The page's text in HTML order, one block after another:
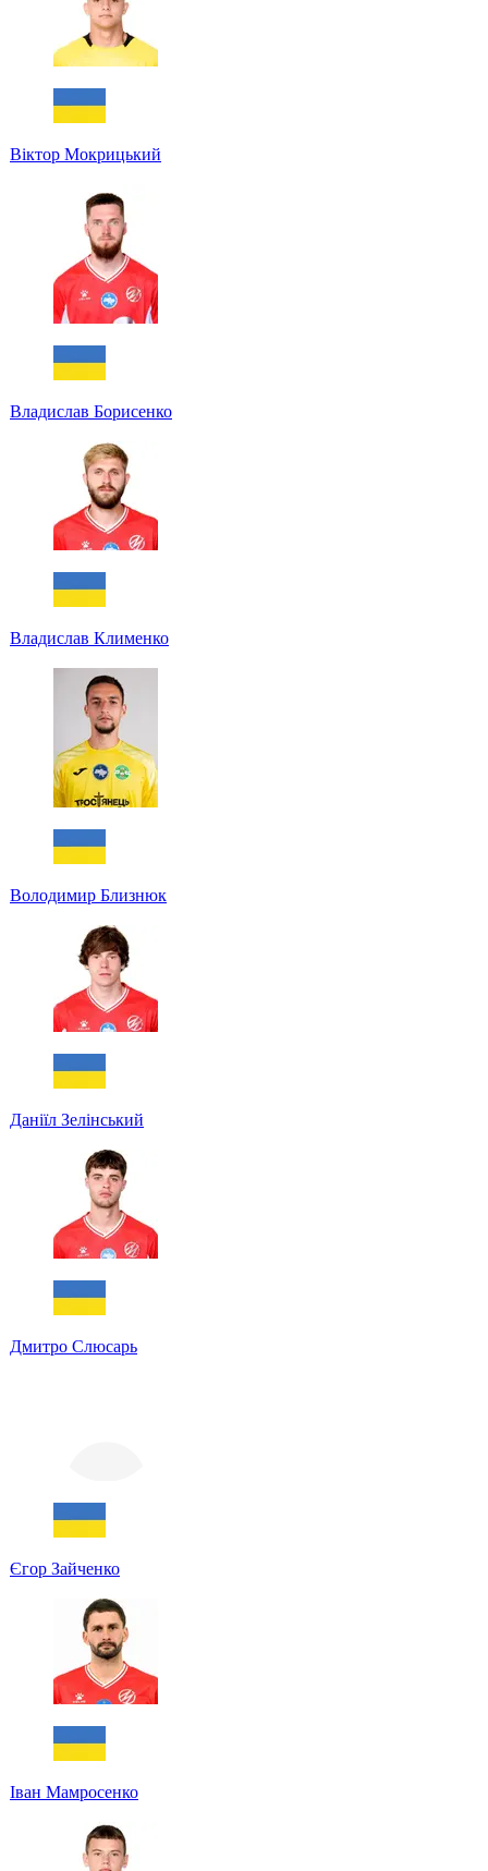
Віктор Мокрицький
Владислав Борисенко
Владислав Клименко
Володимир Близнюк
Даніїл Зелінський
Дмитро Слюсарь
Єгор Зайченко
Іван Мамросенко